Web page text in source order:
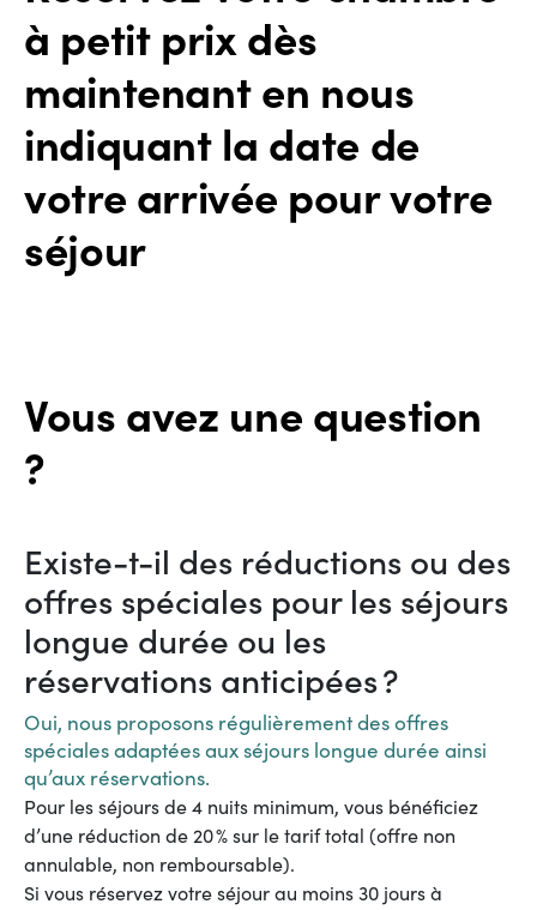
à petit prix dès
maintenant en nous
indiquant la date de
votre arrivée pour votre
séjour
Vous avez une question
?
Existe-t-il des réductions ou des
offres spéciales pour les séjours
longue durée ou les
réservations anticipées ?
Oui, nous proposons régulièrement des offres
spéciales adaptées aux séjours longue durée ainsi
qu’aux réservations.
Pour les séjours de 4 nuits minimum, vous bénéficiez
d’une réduction de 20 % sur le tarif total (offre non
annulable, non remboursable).
Si vous réservez votre séjour au moins 30 jours à